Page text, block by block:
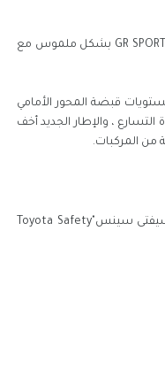
تم تصميم الإطارات المخصصة للطراز ونظام التعليق وضبط التوجيه لتحسين السلوك الديناميكي لـ GR SPORT بشكل ملموس مع
45) إطارا فاخرا ، مما يزيد من مستويات قبضة المحور الأمامي
، والإطار الجديد أخف
مثل بقية مجموعة تويوتا سي اتش ار 2021 ، تم تجهيز GR Sport بأحدث نسخة من مجموعة تويوتا سيفتى سينس"Toyota Safety